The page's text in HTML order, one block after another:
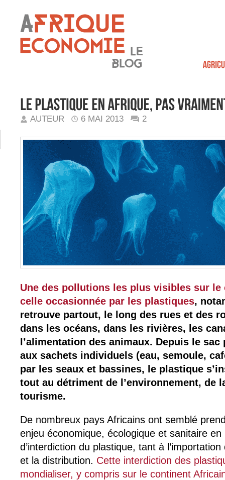
AUTEUR 6 MAI 2013 2
Une des pollutions les plus visibles sur
celle occasionnée par les plastiques,
retrouve partout, le long des rues et des
dans les océans, dans les rivières, les
l’alimentation des animaux. Depuis le
aux sachets individuels (eau, semoule,
par les seaux et bassines, le plastique
tout au détriment de l’environnement, de
tourisme.
De nombreux pays Africains ont semblé
enjeu économique, écologique et sanitaire
d’interdiction du plastique, tant à
et la distribution. Cette interdiction des
mondialiser, y compris sur le continent